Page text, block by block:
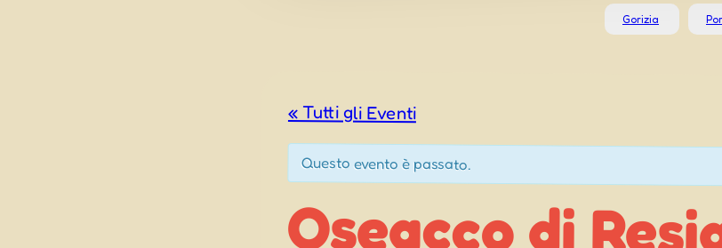
Gorizia
« Tutti gli Eventi
Questo evento è passato.
Oseacco di